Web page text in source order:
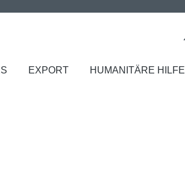
EXPORT HUMANITÄRE HILFE